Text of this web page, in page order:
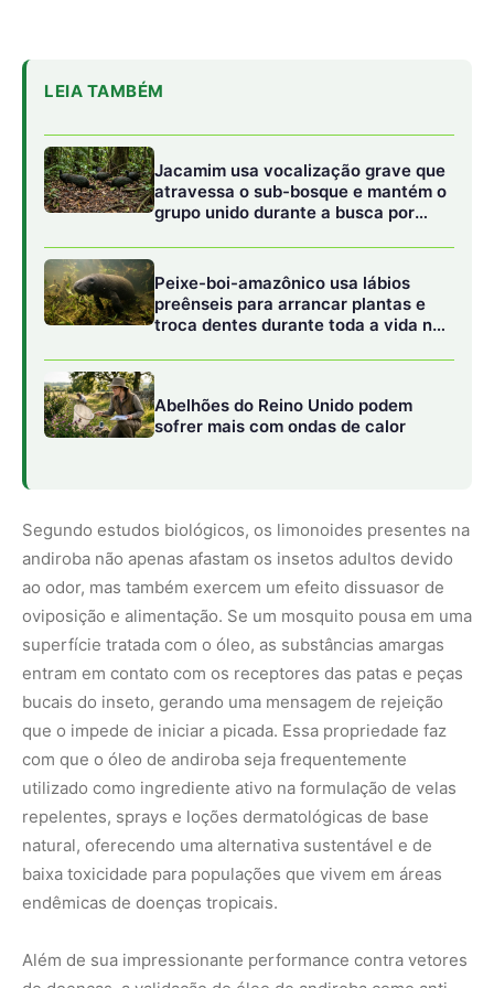
Segundo estudos biológicos, os limonoides presentes na
andiroba não apenas afastam os insetos adultos devido
ao odor, mas também exercem um efeito dissuasor de
oviposição e alimentação. Se um mosquito pousa em uma
superfície tratada com o óleo, as substâncias amargas
entram em contato com os receptores das patas e peças
que o impede de iniciar a picada. Essa propriedade faz
com que o óleo de andiroba seja frequentemente
utilizado como ingrediente ativo na formulação de velas
natural, oferecendo uma alternativa sustentável e de
endêmicas de doenças tropicais.
Além de sua impressionante performance contra vetores
de doenças, a validação do óleo de andiroba como anti-
inflamatório representa um dos campos mais
promissores da fitoterapia contemporânea. Quando o
corpo sofre uma lesão, trauma ou infecção cutânea, o
sistema imunológico desencadeia uma cascata de
eventos bioquímicos para proteger o organismo,
resultando em dor, edema e vermelhidão. Estudos
farmacológicos revelam que o óleo de andiroba atua
diretamente no bloqueio de enzimas essenciais desse
processo, como a ciclooxigenase e a lipooxigenase, que
são responsáveis pela síntese de prostaglandinas e
inflamatória e a sensação de dor nos tecidos.